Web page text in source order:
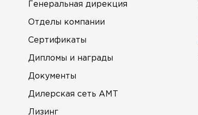
Генеральная дирекция
Отделы компании
Сертификаты
Дипломы и награды
Документы
Дилерская сеть АМТ
Лизинг